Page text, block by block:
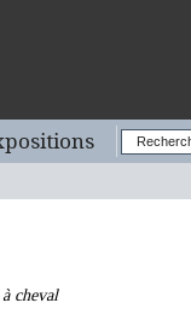
cheval